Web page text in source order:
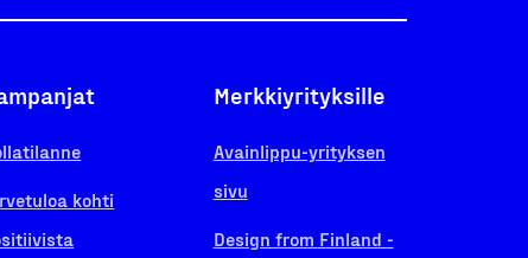
kohti
Merkkiyrityksille
Avainlippu-yrityksen
sivu
Design from Finland -